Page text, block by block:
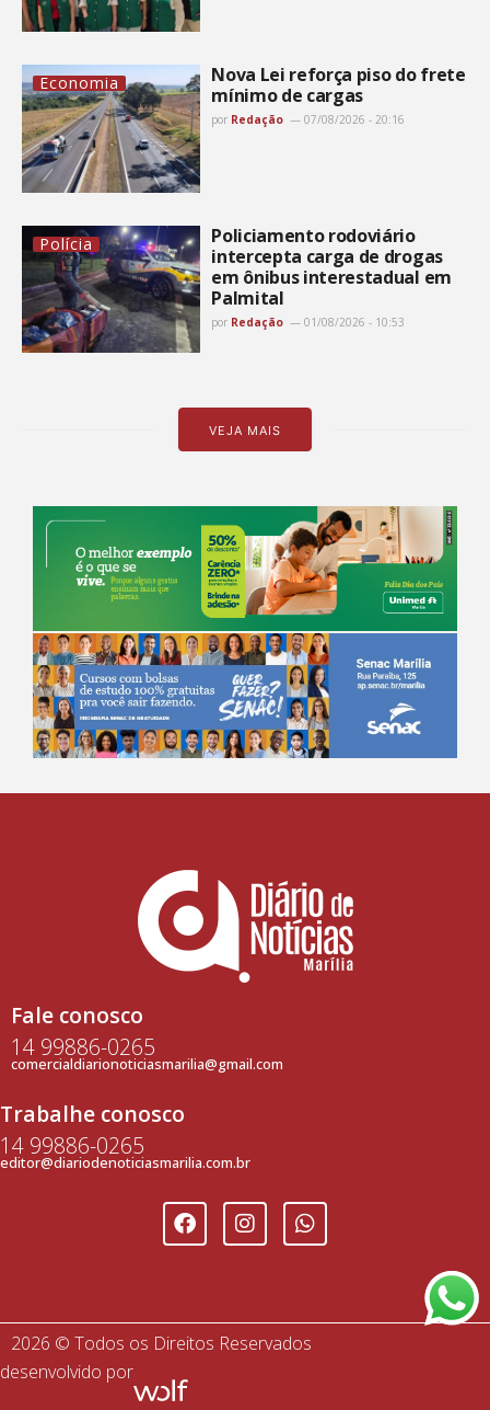
Economia
Nova Lei reforça piso do frete
mínimo de cargas
por Redação 07/08/2026 - 20:16
Polícia
Policiamento rodoviário
intercepta carga de drogas
em ônibus interestadual em
Palmital
por Redação 01/08/2026 - 10:53
VEJA MAIS
Fale conosco
14 99886-0265
comercialdiarionoticiasmarilia@gmail.com
Trabalhe conosco
14 99886-0265
editor@diariodenoticiasmarilia.com.br
2026 © Todos os Direitos Reservados
desenvolvido por